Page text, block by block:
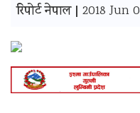
रिपोर्ट नेपाल | 2018 Jun